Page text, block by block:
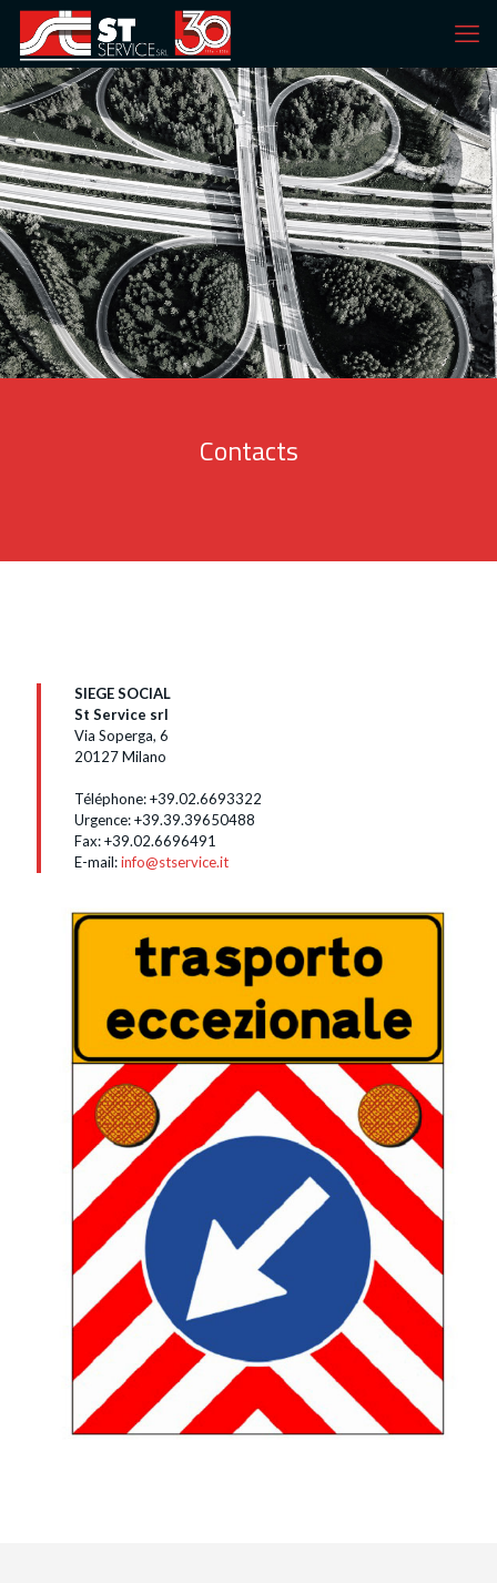
Contacts
SIEGE SOCIAL
St Service srl
Via Soperga, 6
20127 Milano
Téléphone:+39.02.6693322
Urgence:+39.39.39650488
Fax: +39.02.6696491
E-mail:info@stservice.it